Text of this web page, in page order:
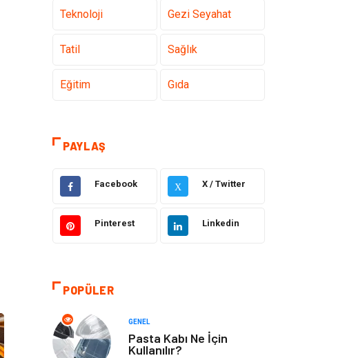
Teknoloji Gezi Seyahat
Tatil Sağlık
Eğitim Gıda
Tanıtıcı Reklam
Makine Giyim
Kültür Organizasyon
Finans & Ekonomi
Bilgisayar &
Yazılım
PAYLAŞ
Facebook X X / Twitter
Pinterest Linkedin
POPÜLER
GENEL
Pasta Kabı Ne İçin
Kullanılır?